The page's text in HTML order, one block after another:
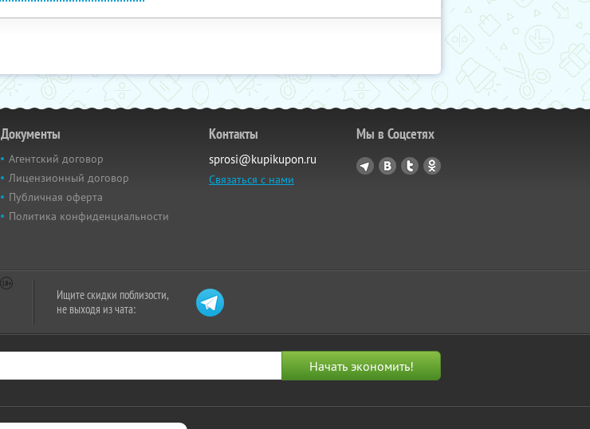
Документы
Агентский договор
Лицензионный договор
Публичная оферта
Политика конфиденциальности
Контакты
sprosi@kupikupon.ru
Связаться с нами
Мы в Соцсетях
Ищите скидки поблизости,
не выходя из чата: